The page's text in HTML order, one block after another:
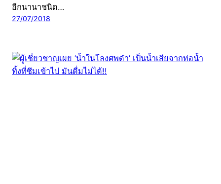
อีกนานาชนิด…
27/07/2018